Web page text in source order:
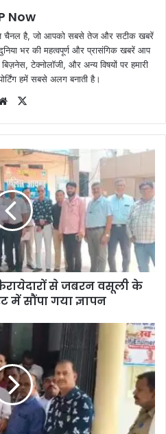
Now
चैनल है, जो आपको सबसे तेज और सटीक खबरें
भर की महत्वपूर्ण और प्रासंगिक खबरें आप
टेक्नोलॉजी, और अन्य विषयों पर हमारी
हमें सबसे अलग बनाती है।
Website
से जबरन वसूली के
में सौंपा गया ज्ञापन